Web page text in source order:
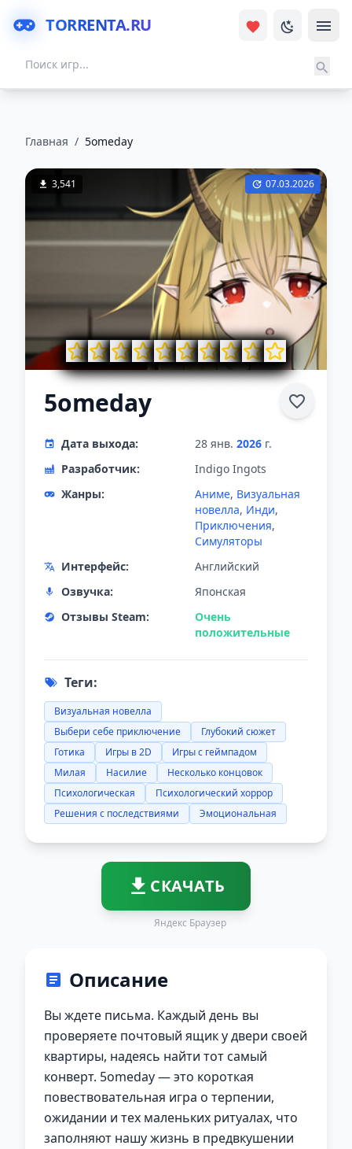
TORRENTA.RU
Главная / 5omeday
3,541 07.03.2026
5omeday
Дата выхода: 28 янв. 2026 г.
Разработчик:
Indigo Ingots
Жанры:
Аниме, Визуальная
новелла, Инди,
Приключения,
Симуляторы
Интерфейс:
Английский
Озвучка:
Японская
Отзывы Steam:
Очень
положительные
Теги:
Визуальная новелла
Выбери себе приключение
Глубокий сюжет
Готика
Игры в 2D
Игры с геймпадом
Милая
Насилие
Несколько концовок
Психологическая
Психологический хоррор
Решения с последствиями
Эмоциональная
СКАЧАТЬ
Яндекс Браузер
Описание
Вы ждете письма. Каждый день вы
проверяете почтовый ящик у двери своей
квартиры, надеясь найти тот самый
конверт. 5omeday — это короткая
повествовательная игра о терпении,
ожидании и тех маленьких ритуалах, что
заполняют нашу жизнь в предвкушении